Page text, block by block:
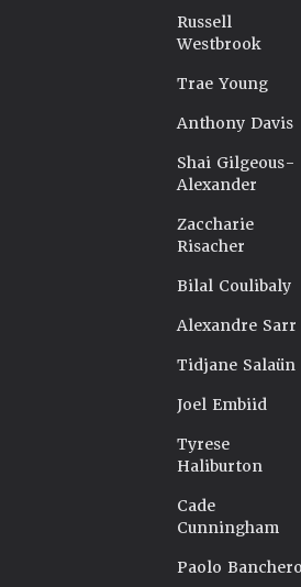
Russell
Westbrook
Trae Young
Anthony Davis
Shai Gilgeous-
Alexander
Zaccharie
Risacher
Bilal Coulibaly
Alexandre Sarr
Tidjane Salaün
Joel Embiid
Tyrese
Haliburton
Cade
Cunningham
Paolo Banchero